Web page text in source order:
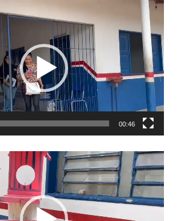
00:46